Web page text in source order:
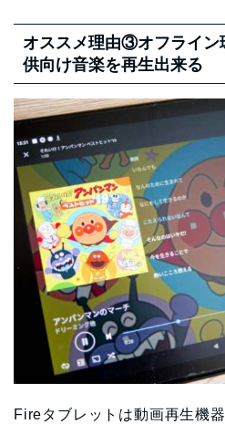
オススメ理由③オフライン
供向け音楽を再生出来る
Fireタブレットは動画再生機